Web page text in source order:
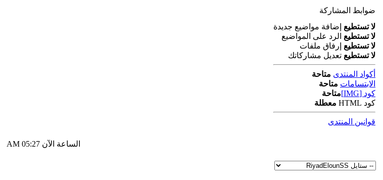
ضوابط المشاركة
لا تستطيع إضافة مواضيع جديدة
لا تستطيع الرد على المواضيع
لا تستطيع إرفاق ملفات
لا تستطيع تعديل مشاركاتك
أكواد المنتدى متاحة
الابتسامات متاحة
كود [IMG]
متاحة
كود HTML
معطلة
قوانين المنتدى
الساعة الآن 05:27 AM